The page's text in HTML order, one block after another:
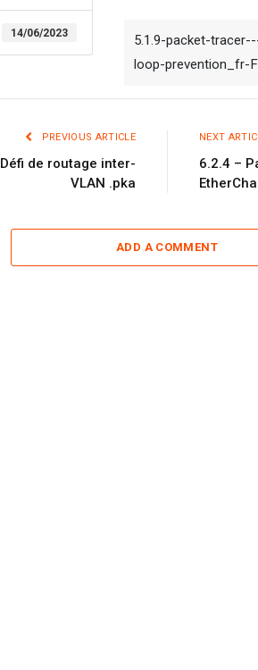
14/06/2023
5.1.9-packet-
loop-prevention_fr-
PREVIOUS ARTICLE
de routage inter-
VLAN .pka
NEXT
6.2.4 –
ADD A COMMENT